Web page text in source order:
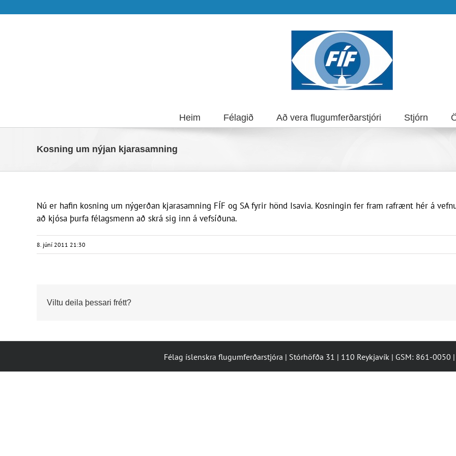
Heim Félagið Að vera flugumferðarstjóri Stjórn
Kosning um nýjan kjarasamning
Nú er hafin kosning um nýgerðan kjarasamning FÍF og SA fyrir hönd Isavia. Kosningin fer fram rafrænt hér á
að kjósa þurfa félagsmenn að skrá sig inn á vefsíðuna.
8. júní 2011 21:30
Viltu deila þessari frétt?
Félag íslenskra flugumferðarstjóra | Stórhöfða 31 | 110 Reykjavík | GSM: 861-0050 |